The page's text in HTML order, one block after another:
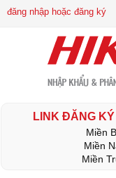
đăng nhập hoặc đăng ký
LINK ĐĂNG
Miền
Miền
Miền